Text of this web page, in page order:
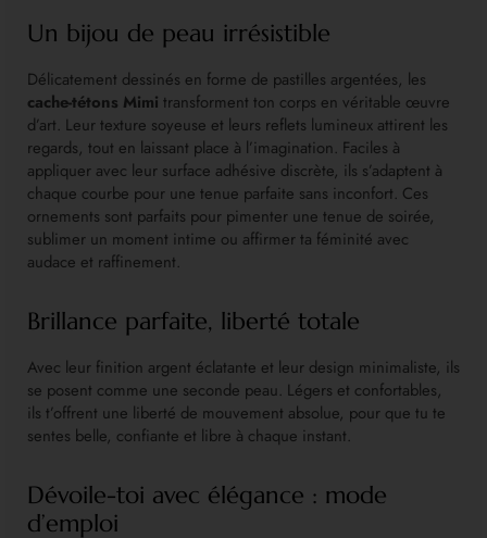
Un bijou de peau irrésistible
Délicatement dessinés en forme de pastilles argentées, les
cache-tétons Mimi transforment ton corps en véritable œuvre
d’art. Leur texture soyeuse et leurs reflets lumineux attirent les
regards, tout en laissant place à l’imagination. Faciles à
appliquer avec leur surface adhésive discrète, ils s’adaptent à
chaque courbe pour une tenue parfaite sans inconfort. Ces
ornements sont parfaits pour pimenter une tenue de soirée,
sublimer un moment intime ou affirmer ta féminité avec
audace et raffinement.
Brillance parfaite, liberté totale
Avec leur finition argent éclatante et leur design minimaliste, ils
se posent comme une seconde peau. Légers et confortables,
ils t’offrent une liberté de mouvement absolue, pour que tu te
sentes belle, confiante et libre à chaque instant.
Dévoile-toi avec élégance : mode
d’emploi